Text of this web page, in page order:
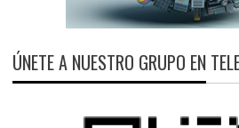
ÚNETE A NUESTRO GRUPO EN